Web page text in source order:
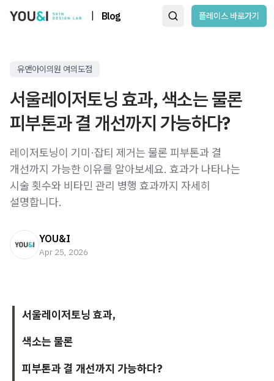
Blog 플레이스 바로가기
유앤아이의원 여의도점
서울레이저토닝 효과, 색소는 물론
피부톤과 결 개선까지 가능하다?
레이저토닝이 기미·잡티 제거는 물론 피부톤과 결
개선까지 가능한 이유를 알아보세요. 효과가 나타나는
시술 횟수와 비타민 관리 병행 효과까지 자세히
설명합니다.
YOU&I
Apr 25, 2026
서울레이저토닝 효과,
색소는 물론
피부톤과 결 개선까지 가능하다?